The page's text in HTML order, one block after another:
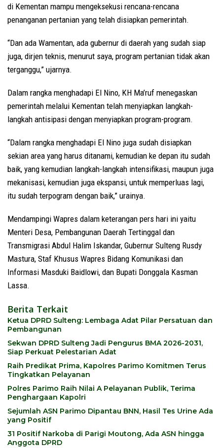
di Kementan mampu mengeksekusi rencana-rencana
penanganan pertanian yang telah disiapkan pemerintah.
“Dan ada Wamentan, ada gubernur di daerah yang sudah siap
juga, dirjen teknis, menurut saya, program pertanian tidak akan
terganggu,” ujarnya.
Dalam rangka menghadapi El Nino, KH Ma’ruf menegaskan
pemerintah melalui Kementan telah menyiapkan langkah-
langkah antisipasi dengan menyiapkan program-program.
“Dalam rangka menghadapi El Nino juga sudah disiapkan
sekian area yang harus ditanami, kemudian ke depan itu sudah
baik, yang kemudian langkah-langkah intensifikasi, maupun juga
mekanisasi, kemudian juga ekspansi, untuk memperluas lagi,
itu sudah terpogram dengan baik,” urainya.
Mendampingi Wapres dalam keterangan pers hari ini yaitu
Menteri Desa, Pembangunan Daerah Tertinggal dan
Transmigrasi Abdul Halim Iskandar, Gubernur Sulteng Rusdy
Mastura, Staf Khusus Wapres Bidang Komunikasi dan
Informasi Masduki Baidlowi, dan Bupati Donggala Kasman
Lassa.
Berita Terkait
Ketua DPRD Sulteng: Lembaga Adat Pilar Persatuan dan
Pembangunan
Sekwan DPRD Sulteng Jadi Pengurus BMA 2026-2031,
Siap Perkuat Pelestarian Adat
Raih Predikat Prima, Kapolres Parimo Komitmen Terus
Tingkatkan Pelayanan
Polres Parimo Raih Nilai A Pelayanan Publik, Terima
Penghargaan Kapolri
Sejumlah ASN Parimo Dipantau BNN, Hasil Tes Urine Ada
yang Positif
31 Positif Narkoba di Parigi Moutong, Ada ASN hingga
Anggota DPRD